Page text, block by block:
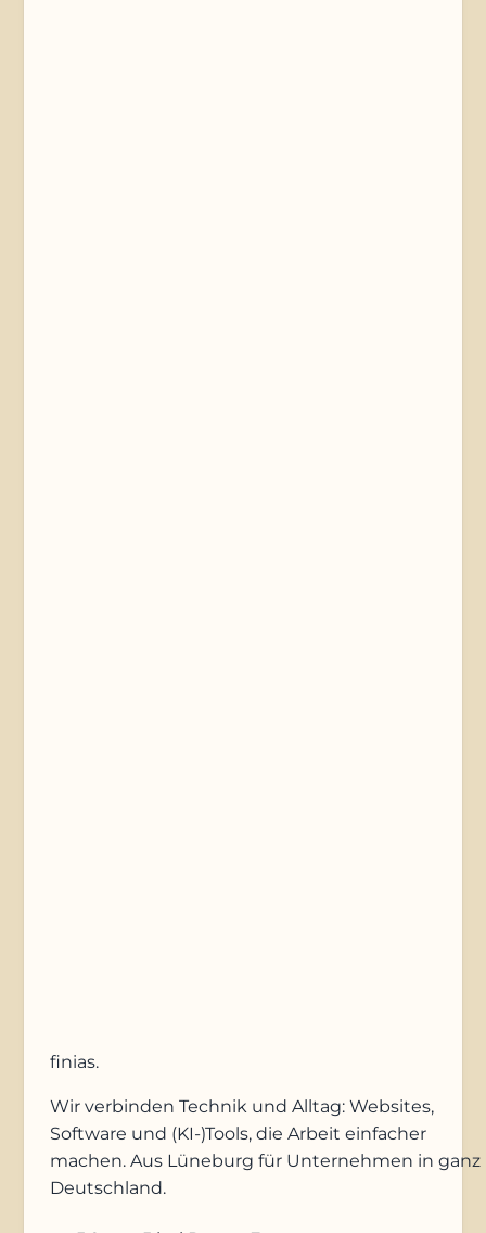
finias.
Wir verbinden Technik und Alltag: Websites,
Software und (KI-)Tools, die Arbeit einfacher
machen. Aus Lüneburg für Unternehmen in ganz
Deutschland.